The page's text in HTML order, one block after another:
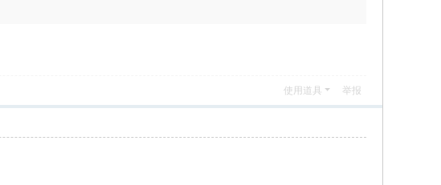
使用道具 举报